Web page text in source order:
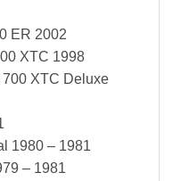
ER 2002
XTC 1998
XTC Deluxe
1980 – 1981
– 1981